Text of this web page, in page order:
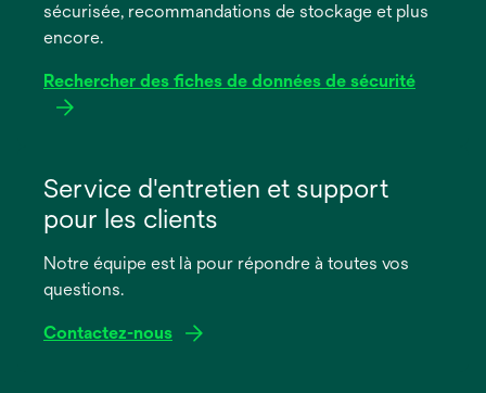
ongletsécurisée, recommandations de stockage et plus
encore.
Rechercher des fiches de données de sécurité
dans
nouvel
onglet
Service d'entretien et support
pour les clients
Notre équipe est là pour répondre à toutes vos
questions.
Contactez-nous